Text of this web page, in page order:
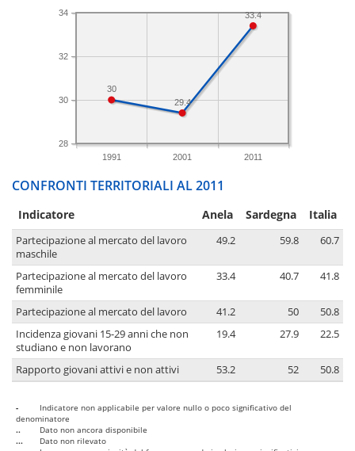
1991 2001 2011
28
30
32
34 33.4
29.4
30
CONFRONTI TERRITORIALI AL 2011
Indicatore Anela Sardegna Italia
Partecipazione al mercato del lavoro
maschile
49.2 59.8 60.7
Partecipazione al mercato del lavoro
femminile
33.4 40.7 41.8
Partecipazione al mercato del lavoro 41.2 50
50.8
Incidenza giovani 15-29 anni che non
studiano e non lavorano
19.4 27.9 22.5
Rapporto giovani attivi e non attivi 53.2 52 50.8
-
Indicatore non applicabile per valore nullo o poco significativo del
denominatore
..
Dato non ancora disponibile
...
Dato non rilevato